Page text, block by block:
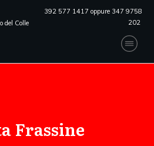
del Colle
392 577 1417 oppure 347 9758
202
Frassine